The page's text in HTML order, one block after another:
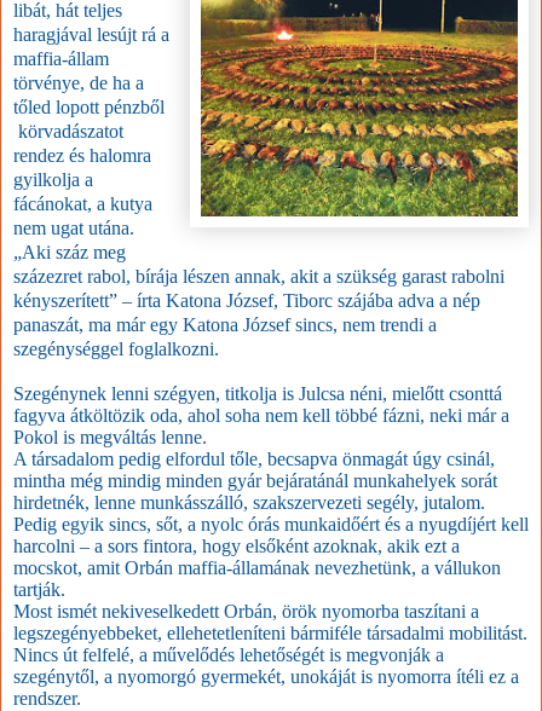
libát, hát teljes
haragjával lesújt rá a
maffia-állam
törvénye, de ha a
tőled lopott pénzből
körvadászatot
rendez és halomra
gyilkolja a
fácánokat, a kutya
nem ugat utána.
„Aki száz meg
százezret rabol, bírája lészen annak, akit a szükség garast rabolni
kényszerített” – írta Katona József, Tiborc szájába adva a nép
panaszát, ma már egy Katona József sincs, nem trendi a
szegénységgel foglalkozni.
Szegénynek lenni szégyen, titkolja is Julcsa néni, mielőtt csonttá
fagyva átköltözik oda, ahol soha nem kell többé fázni, neki már a
Pokol is megváltás lenne.
A társadalom pedig elfordul tőle, becsapva önmagát úgy csinál,
mintha még mindig minden gyár bejáratánál munkahelyek sorát
hirdetnék, lenne munkásszálló, szakszervezeti segély, jutalom.
Pedig egyik sincs, sőt, a nyolc órás munkaidőért és a nyugdíjért kell
harcolni – a sors fintora, hogy elsőként azoknak, akik ezt a
mocskot, amit Orbán maffia-államának nevezhetünk, a vállukon
tartják.
Most ismét nekiveselkedett Orbán, örök nyomorba taszítani a
legszegényebbeket, ellehetetleníteni bármiféle társadalmi mobilitást.
Nincs út felfelé, a művelődés lehetőségét is megvonják a
szegénytől, a nyomorgó gyermekét, unokáját is nyomorra ítéli ez a
rendszer.